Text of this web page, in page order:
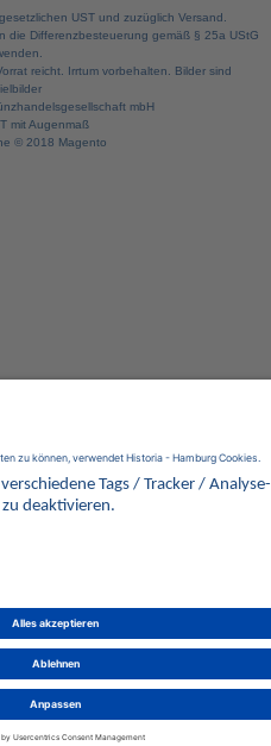
UST und zuzüglich Versand.
die Differenzbesteuerung gemäß § 25a UStG
reicht. Irrtum vorbehalten. Bilder sind
mbH
mit Augenmaß
© 2018 Magento